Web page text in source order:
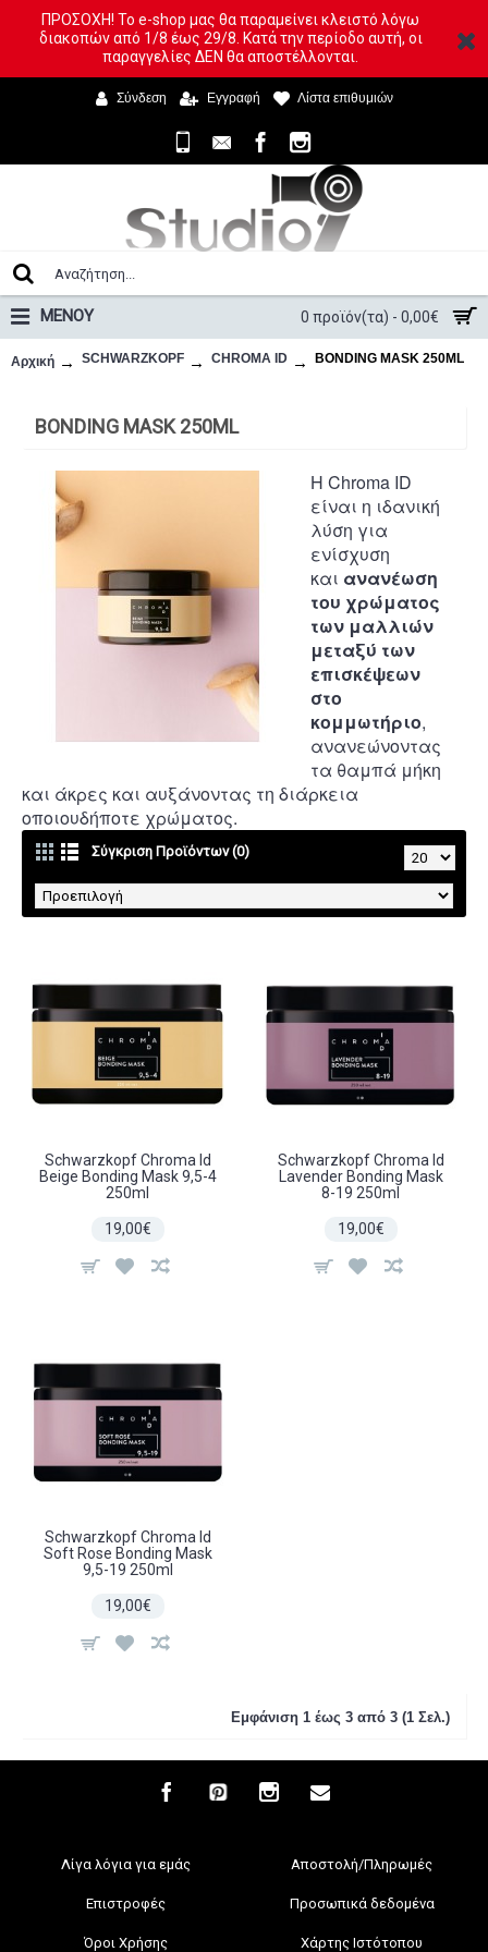
ΠΡΟΣΟΧΗ! Το e-shop μας θα παραμείνει κλειστό λόγω
διακοπών από 1/8 έως 29/8. Κατά την περίοδο αυτή, οι
παραγγελίες ΔΕΝ θα αποστέλλονται.
Σύνδεση Εγγραφή Λίστα επιθυμιών
0 προϊόν(τα) - 0,00€
ΜΕΝΟΥ
Αρχική SCHWARZKOPF CHROMA ID BONDING MASK 250ML
BONDING MASK 250ML
Η Chroma ID
είναι η ιδανική
λύση για
ενίσχυση
και ανανέωση
του χρώματος
των μαλλιών
μεταξύ των
επισκέψεων
στο
κομμωτήριο,
ανανεώνοντας
τα θαμπά μήκη
και άκρες και αυξάνοντας τη διάρκεια
οποιουδήποτε χρώματος.
Σύγκριση Προϊόντων (0)
Schwarzkopf Chroma Id
Beige Bonding Mask 9,5-4
250ml
19,00€
Schwarzkopf Chroma Id
Lavender Bonding Mask
8-19 250ml
19,00€
Schwarzkopf Chroma Id
Soft Rose Bonding Mask
9,5-19 250ml
19,00€
Εμφάνιση 1 έως 3 από 3 (1 Σελ.)
Λίγα λόγια για εμάς Αποστολή/Πληρωμές
Επιστροφές Προσωπικά δεδομένα
Όροι Χρήσης Χάρτης Ιστότοπου